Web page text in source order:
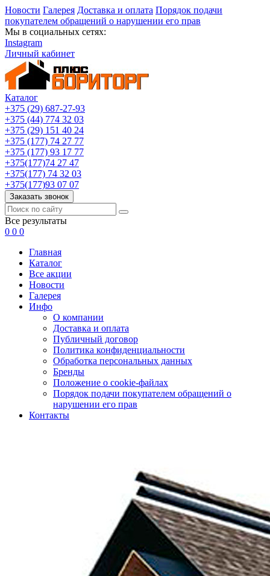
Новости Галерея Доставка и оплата Порядок подачи
покупателем обращений о нарушении его прав
Мы в социальных сетях:
Instagram
Личный кабинет
Каталог
+375 (29) 687-27-93
+375 (44) 774 32 03
+375 (29) 151 40 24
+375 (177) 74 27 77
+375 (177) 93 17 77
+375(177)74 27 47
+375(177) 74 32 03
+375(177)93 07 07
Заказать звонок
Все результаты
0 0 0
Главная
Каталог
Все акции
Новости
Галерея
Инфо
О компании
Доставка и оплата
Публичный договор
Политика конфиденциальности
Обработка персональных данных
Бренды
Положение о cookie-файлах
Порядок подачи покупателем обращений о
нарушении его прав
Контакты